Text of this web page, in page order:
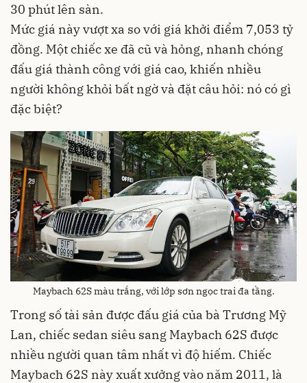
30 phút lên sàn.
Mức giá này vượt xa so với giá khởi điểm 7,053 tỷ
đồng. Một chiếc xe đã cũ và hỏng, nhanh chóng
đấu giá thành công với giá cao, khiến nhiều
người không khỏi bất ngờ và đặt câu hỏi: nó có gì
đặc biệt?
Maybach 62S màu trắng, với lớp sơn ngọc trai đa tầng.
Trong số tài sản được đấu giá của bà Trương Mỹ
Lan, chiếc sedan siêu sang Maybach 62S được
nhiều người quan tâm nhất vì độ hiếm. Chiếc
Maybach 62S này xuất xưởng vào năm 2011, là